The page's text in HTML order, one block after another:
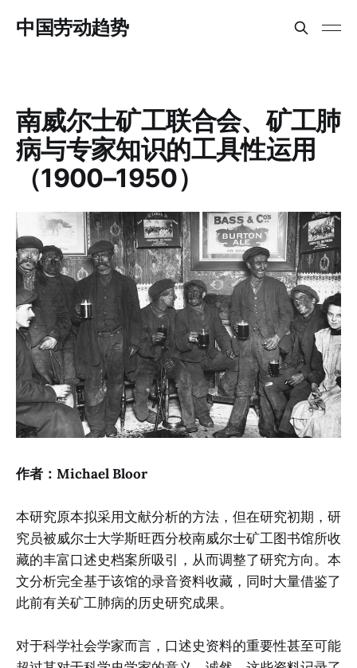
中国劳动趋势
南威尔士矿工联合会、矿工肺
病与专家知识的工具性运用
（1900–1950）
作者：Michael Bloor
本研究原本拟采用文献分析的方法，但在研究初期，研
究员被威尔士大学斯旺西分校南威尔士矿工图书馆所收
藏的丰富口述史档案所吸引，从而调整了研究方向。本
文分析完全基于该馆的录音资料收藏，同时大量借鉴了
此前有关矿工肺病的历史研究成果。
对于科学社会学家而言，口述史资料的重要性甚至可能